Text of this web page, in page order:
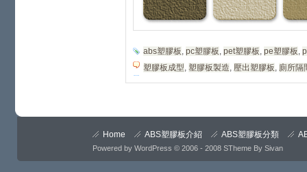
abs塑膠板, pc塑膠板, pet塑膠板, pe塑膠板,
塑膠板成型, 塑膠板製造, 壓出塑膠板, 廁所隔
Home ABS塑膠板介紹 ABS塑膠板分類
Powered by WordPress © 2006 - 2008 STheme By Sivan